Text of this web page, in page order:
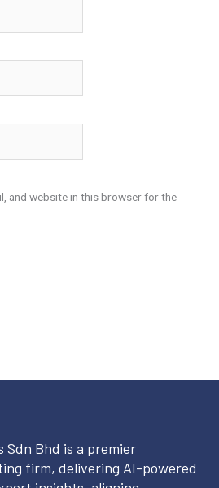
and website in this browser for the
Sdn Bhd is a premier
firm, delivering AI-powered